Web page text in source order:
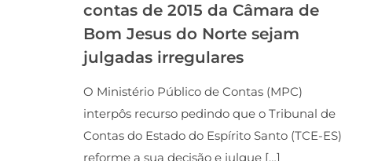
contas de 2015 da Câmara de
Bom Jesus do Norte sejam
julgadas irregulares
O Ministério Público de Contas (MPC)
interpôs recurso pedindo que o Tribunal de
Contas do Estado do Espírito Santo (TCE-ES)
reforme a sua decisão e julgue[…]